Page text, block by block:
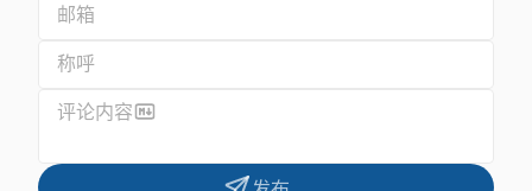
称呼
邮箱
评论内容